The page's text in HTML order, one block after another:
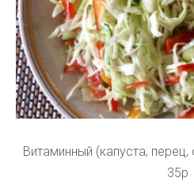
Витаминный (капуста,
35р